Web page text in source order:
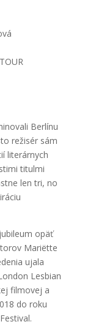
Berlínu
režisér sám
literárnych
titulmi
len tri, no
opäť
Mariëtte
ujala
Lesbian
filmovej a
do roku